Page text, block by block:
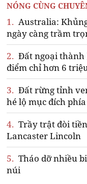
NÓNG CÙNG
1. Australia:
ngày càng trầm
2. Đất ngoại thành
điểm chỉ hơn 6
3. Đất rừng tỉnh
hé lộ mục đích
4. Trầy trật đòi
Lancaster Lincoln
5. Tháo dỡ nhiều
núi